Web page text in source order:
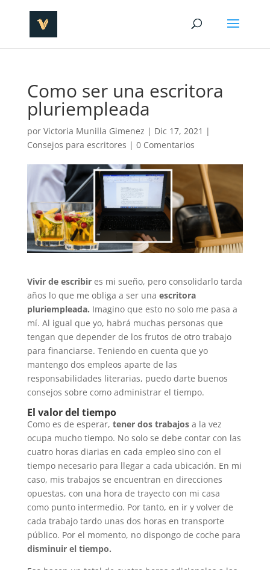
Como ser una escritora
pluriempleada
por Victoria Munilla Gimenez | Dic 17, 2021 |
Consejos para escritores | 0 Comentarios
Vivir de escribires mi sueño, pero consolidarlo tarda
años lo que me obliga a ser una escritora
pluriempleada. Imagino que esto no solo me pasa a
mí. Al igual que yo, habrá muchas personas que
tengan que depender de los frutos de otro trabajo
para financiarse. Teniendo en cuenta que yo
mantengo dos empleos aparte de las
responsabilidades literarias, puedo darte buenos
consejos sobre como administrar el tiempo.
El valor del tiempo
Como es de esperar, tener dos trabajosa la vez
ocupa mucho tiempo. No solo se debe contar con las
cuatro horas diarias en cada empleo sino con el
tiempo necesario para llegar a cada ubicación. En mi
caso, mis trabajos se encuentran en direcciones
opuestas, con una hora de trayecto con mi casa
como punto intermedio. Por tanto, en ir y volver de
cada trabajo tardo unas dos horas en transporte
público. Por el momento, no dispongo de coche para
disminuir el tiempo.